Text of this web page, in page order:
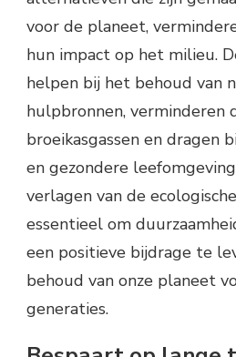
voor de planeet,
hun impact op het milieu.
helpen bij het behoud van
hulpbronnen, verminderen
broeikasgassen en dragen
en gezondere
verlagen van de
essentieel om
een positieve bijdrage te
behoud van onze planeet
generaties.